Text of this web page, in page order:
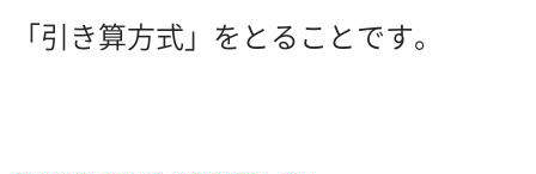
「引き算方式」をとることです。